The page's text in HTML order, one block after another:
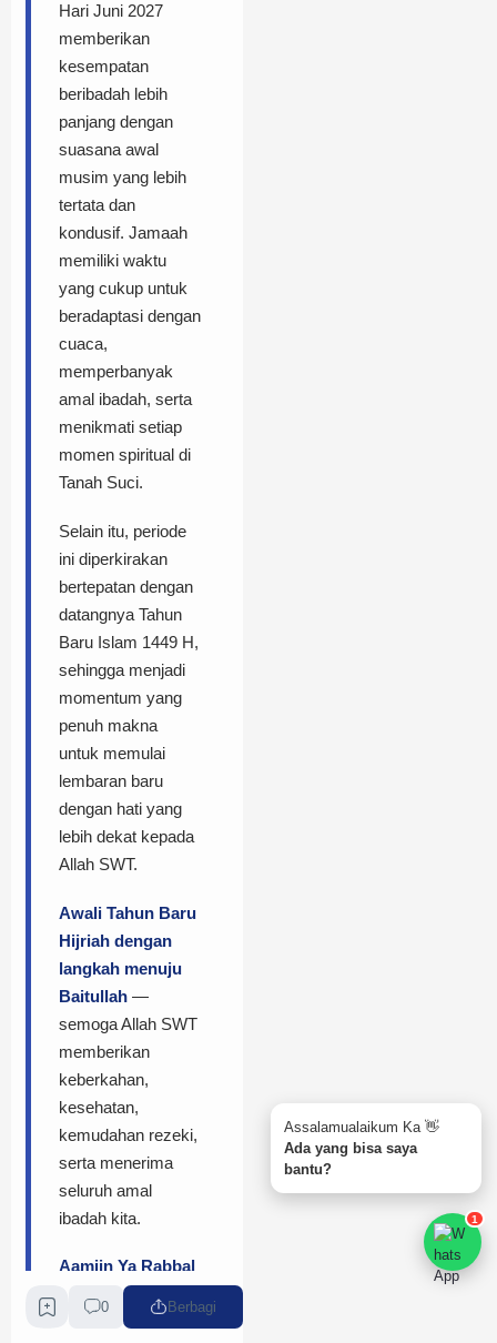
Hari Juni 2027
memberikan
kesempatan
beribadah lebih
panjang dengan
suasana awal
musim yang lebih
tertata dan
kondusif. Jamaah
memiliki waktu
yang cukup untuk
beradaptasi dengan
cuaca,
memperbanyak
amal ibadah, serta
menikmati setiap
momen spiritual di
Tanah Suci.
Selain itu, periode
ini diperkirakan
bertepatan dengan
datangnya Tahun
Baru Islam 1449 H,
sehingga menjadi
momentum yang
penuh makna
untuk memulai
lembaran baru
dengan hati yang
lebih dekat kepada
Allah SWT.
Awali Tahun Baru
Hijriah dengan
langkah menuju
Baitullah —
semoga Allah SWT
memberikan
keberkahan,
kesehatan,
kemudahan rezeki,
serta menerima
seluruh amal
ibadah kita.
Aamiin Ya Rabbal
1
Assalamualaikum Ka 👋
Ada yang bisa saya
bantu?